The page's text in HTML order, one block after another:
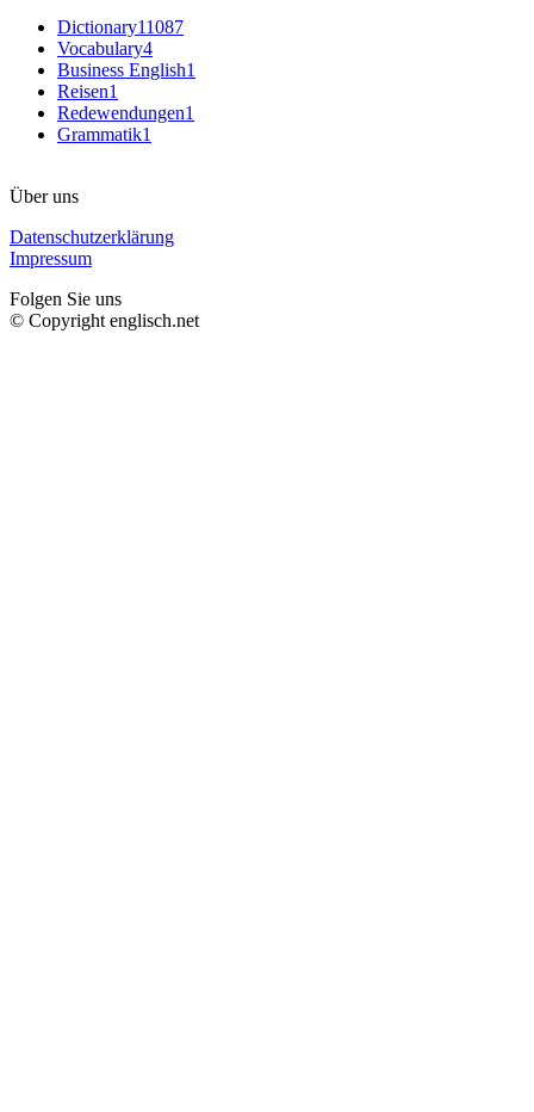
Dictionary11087
Vocabulary4
Business English1
Reisen1
Redewendungen1
Grammatik1
Über uns
Datenschutzerklärung
Impressum
Folgen Sie uns
© Copyright englisch.net